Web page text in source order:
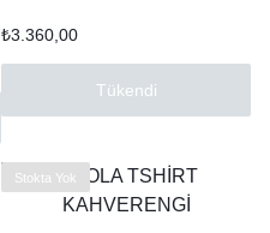
₺3.360,00
Tükendi
Stokta Yok